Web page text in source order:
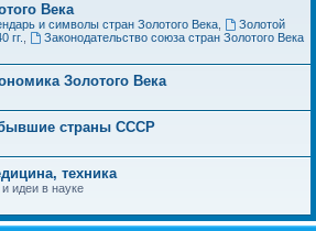
Века
и символы стран Золотого Века,
Золотой
гг.
Законодательство союза стран Золотого Века
Золотого Века
страны СССР
техника
идеи в науке